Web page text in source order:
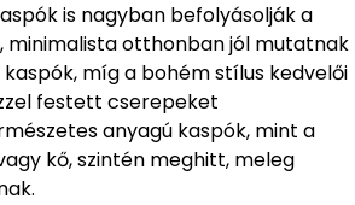
is nagyban befolyásolják a
minimalista otthonban jól mutatnak
míg a bohém stílus kedvelői
festett cserepeket
anyagú kaspók, mint a
kő, szintén meghitt, meleg